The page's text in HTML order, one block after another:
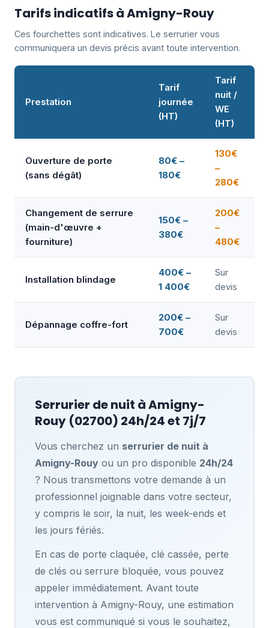
Tarifs indicatifs à Amigny-Rouy
Ces fourchettes sont indicatives. Le serrurier vous
communiquera un devis précis avant toute intervention.
Prestation
Tarif
journée
(HT)
Tarif
nuit /
WE
(HT)
Ouverture de porte
(sans dégât)
80€ –
180€
130€
–
280€
Changement de serrure
(main-d'œuvre +
fourniture)
150€ –
380€
200€
–
480€
Installation blindage
400€ –
1 400€
Sur
devis
Dépannage coffre-fort
200€ –
700€
Sur
devis
Serrurier de nuit àAmigny-
Rouy(02700) 24h/24 et 7j/7
Vous cherchez un serrurier de nuit à
Amigny-Rouyou un pro disponible 24h/24
? Nous transmettons votre demande à un
professionnel joignable dans votre secteur,
y compris le soir, la nuit, les week-ends et
les jours fériés.
En cas de porte claquée, clé cassée, perte
de clés ou serrure bloquée, vous pouvez
appeler immédiatement. Avant toute
intervention à Amigny-Rouy, une estimation
vous est communiqué si vous le souhaitez,